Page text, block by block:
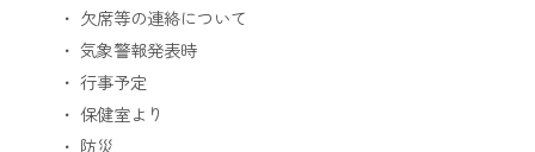
欠席等の連絡について
気象警報発表時
行事予定
保健室より
防災